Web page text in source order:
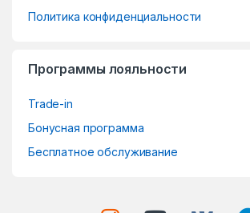
Политика конфиденциальности
Программы лояльности
Trade-in
Бонусная программа
Бесплатное обслуживание